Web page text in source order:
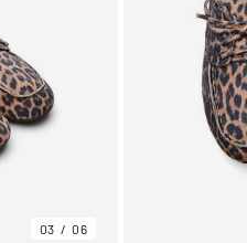
03 06